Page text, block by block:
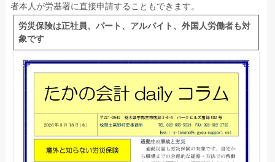
者本人が労基署に直接申請することもできます。
労災保険は正社員、パート、アルバイト、外国人労働者も対
象です